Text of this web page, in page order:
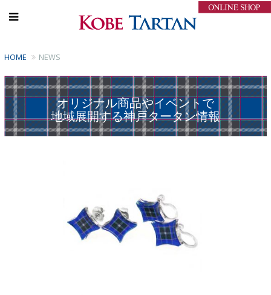
HOME NEWS
オリジナル商品やイベントで
地域展開する神戸タータン情報